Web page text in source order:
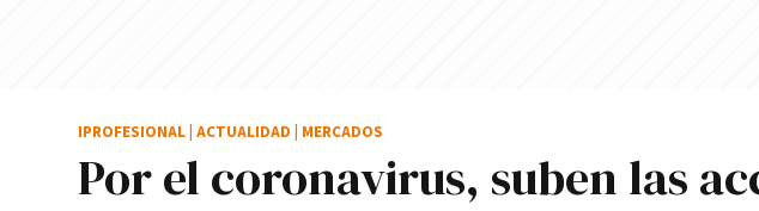
Por el coronavirus, suben las
IPROFESIONAL ACTUALIDAD MERCADOS